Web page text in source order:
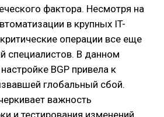
фактора. Несмотря на
в крупных IT-
операции все еще
специалистов. В данном
BGP привела к
глобальный сбой.
важность
и тестирования изменений